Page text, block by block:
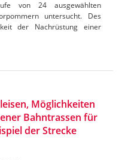
von 24 ausgewählten
untersucht. Des
der Nachrüstung einer
Möglichkeiten
Bahntrassen für
der Strecke